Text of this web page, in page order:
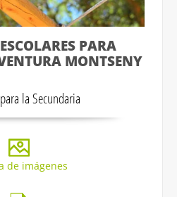
PARA
MONTSENY
la Secundaria
de imágenes